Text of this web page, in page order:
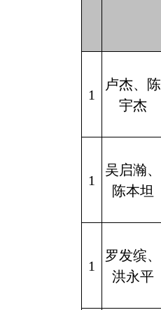
1
卢杰、陈
宇杰
1
吴启瀚、
陈本坦
1
罗发缤、
洪永平